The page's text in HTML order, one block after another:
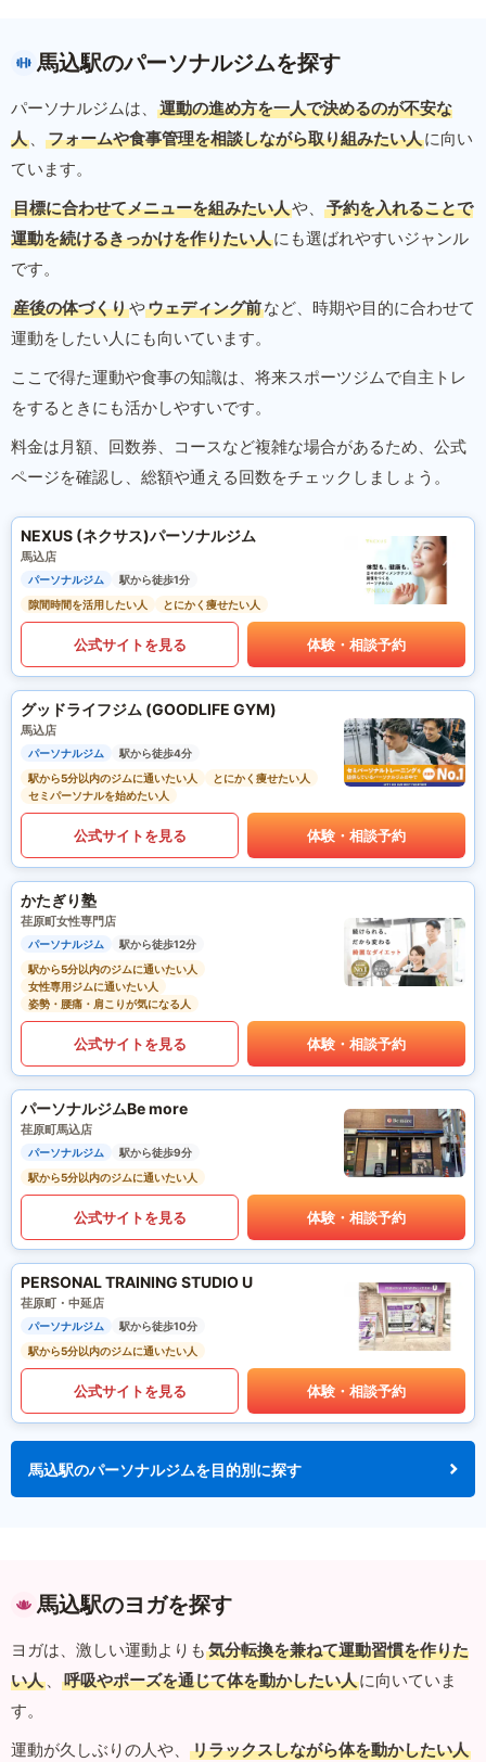
馬込駅のパーソナルジムを探す
パーソナルジムは、
運動の進め方を一人で決めるのが不安な
人 、 フォームや食事管理を相談しながら取り組みたい人に向い
ています。
目標に合わせてメニューを組みたい人や、
予約を入れることで
運動を続けるきっかけを作りたい人にも選ばれやすいジャンル
です。
産後の体づくりやウェディング前など、時期や目的に合わせて
運動をしたい人にも向いています。
ここで得た運動や食事の知識は、将来スポーツジムで自主トレ
をするときにも活かしやすいです。
料金は月額、回数券、コースなど複雑な場合があるため、公式
ページを確認し、総額や通える回数をチェックしましょう。
NEXUS (ネクサス)パーソナルジム
馬込店
パーソナルジム
駅から徒歩1分
隙間時間を活用したい人
とにかく痩せたい人
公式サイトを見る 体験・相談予約
グッドライフジム (GOODLIFE GYM)
馬込店
パーソナルジム
駅から徒歩4分
駅から5分以内のジムに通いたい人
とにかく痩せたい人
セミパーソナルを始めたい人
公式サイトを見る 体験・相談予約
かたぎり塾
荏原町女性専門店
パーソナルジム
駅から徒歩12分
駅から5分以内のジムに通いたい人
女性専用ジムに通いたい人
姿勢・腰痛・肩こりが気になる人
公式サイトを見る 体験・相談予約
パーソナルジムBe more
荏原町馬込店
パーソナルジム
駅から徒歩9分
駅から5分以内のジムに通いたい人
公式サイトを見る 体験・相談予約
PERSONAL TRAINING STUDIO U
荏原町・中延店
パーソナルジム
駅から徒歩10分
駅から5分以内のジムに通いたい人
公式サイトを見る 体験・相談予約
馬込駅のパーソナルジムを目的別に探す
馬込駅のヨガを探す
ヨガは、激しい運動よりも 気分転換を兼ねて運動習慣を作りた
い人 、 呼吸やポーズを通じて体を動かしたい人に向いていま
す。
運動が久しぶりの人や、
リラックスしながら体を動かしたい人